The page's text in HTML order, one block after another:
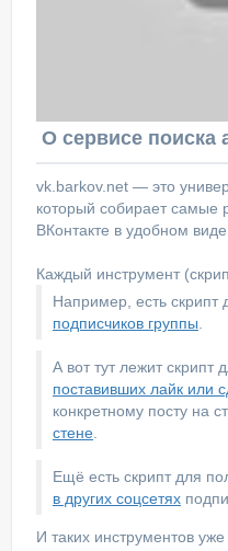
vk.barkov.net — это
который собирает самые
ВКонтакте в удобном виде.
Каждый инструмент
Например, есть скрипт
подписчиков группы
А вот тут лежит скрипт
поставивших лайк или
конкретному посту на
стене
Ещё есть скрипт для
в других соцсетях
И таких инструментов